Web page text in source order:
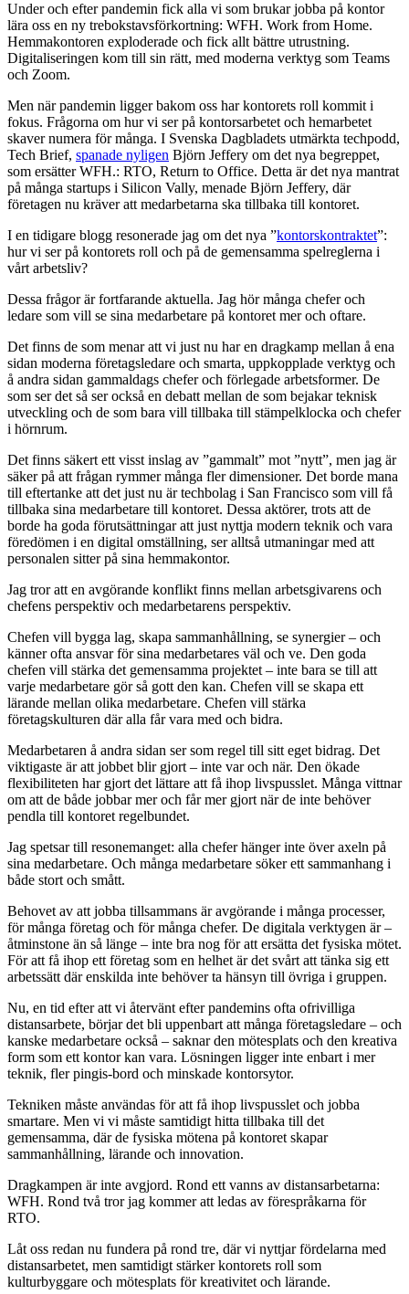
Under och efter pandemin fick alla vi som brukar jobba på kontor
lära oss en ny trebokstavsförkortning: WFH. Work from Home.
Hemmakontoren exploderade och fick allt bättre utrustning.
Digitaliseringen kom till sin rätt, med moderna verktyg som Teams
och Zoom.
Men när pandemin ligger bakom oss har kontorets roll kommit i
fokus. Frågorna om hur vi ser på kontorsarbetet och hemarbetet
skaver numera för många. I Svenska Dagbladets utmärkta techpodd,
Tech Brief, spanade nyligen Björn Jeffery om det nya begreppet,
som ersätter WFH.: RTO, Return to Office. Detta är det nya mantrat
på många startups i Silicon Vally, menade Björn Jeffery, där
företagen nu kräver att medarbetarna ska tillbaka till kontoret.
I en tidigare blogg resonerade jag om det nya ”kontorskontraktet”:
hur vi ser på kontorets roll och på de gemensamma spelreglerna i
vårt arbetsliv?
Dessa frågor är fortfarande aktuella. Jag hör många chefer och
ledare som vill se sina medarbetare på kontoret mer och oftare.
Det finns de som menar att vi just nu har en dragkamp mellan å ena
sidan moderna företagsledare och smarta, uppkopplade verktyg och
å andra sidan gammaldags chefer och förlegade arbetsformer. De
som ser det så ser också en debatt mellan de som bejakar teknisk
utveckling och de som bara vill tillbaka till stämpelklocka och chefer
i hörnrum.
Det finns säkert ett visst inslag av ”gammalt” mot ”nytt”, men jag är
säker på att frågan rymmer många fler dimensioner. Det borde mana
till eftertanke att det just nu är techbolag i San Francisco som vill få
tillbaka sina medarbetare till kontoret. Dessa aktörer, trots att de
borde ha goda förutsättningar att just nyttja modern teknik och vara
föredömen i en digital omställning, ser alltså utmaningar med att
personalen sitter på sina hemmakontor.
Jag tror att en avgörande konflikt finns mellan arbetsgivarens och
chefens perspektiv och medarbetarens perspektiv.
Chefen vill bygga lag, skapa sammanhållning, se synergier – och
känner ofta ansvar för sina medarbetares väl och ve. Den goda
chefen vill stärka det gemensamma projektet – inte bara se till att
varje medarbetare gör så gott den kan. Chefen vill se skapa ett
lärande mellan olika medarbetare. Chefen vill stärka
företagskulturen där alla får vara med och bidra.
Medarbetaren å andra sidan ser som regel till sitt eget bidrag. Det
viktigaste är att jobbet blir gjort – inte var och när. Den ökade
flexibiliteten har gjort det lättare att få ihop livspusslet. Många vittnar
om att de både jobbar mer och får mer gjort när de inte behöver
pendla till kontoret regelbundet.
Jag spetsar till resonemanget: alla chefer hänger inte över axeln på
sina medarbetare. Och många medarbetare söker ett sammanhang i
både stort och smått.
Behovet av att jobba tillsammans är avgörande i många processer,
för många företag och för många chefer. De digitala verktygen är –
åtminstone än så länge – inte bra nog för att ersätta det fysiska mötet.
För att få ihop ett företag som en helhet är det svårt att tänka sig ett
arbetssätt där enskilda inte behöver ta hänsyn till övriga i gruppen.
Nu, en tid efter att vi återvänt efter pandemins ofta ofrivilliga
distansarbete, börjar det bli uppenbart att många företagsledare – och
kanske medarbetare också – saknar den mötesplats och den kreativa
form som ett kontor kan vara. Lösningen ligger inte enbart i mer
teknik, fler pingis-bord och minskade kontorsytor.
Tekniken måste användas för att få ihop livspusslet och jobba
smartare. Men vi vi måste samtidigt hitta tillbaka till det
gemensamma, där de fysiska mötena på kontoret skapar
sammanhållning, lärande och innovation.
Dragkampen är inte avgjord. Rond ett vanns av distansarbetarna:
WFH. Rond två tror jag kommer att ledas av förespråkarna för
RTO.
Låt oss redan nu fundera på rond tre, där vi nyttjar fördelarna med
distansarbetet, men samtidigt stärker kontorets roll som
kulturbyggare och mötesplats för kreativitet och lärande.